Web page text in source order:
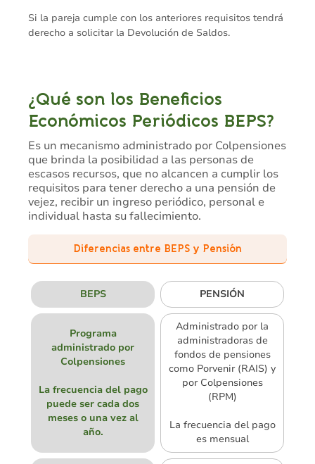
Si la pareja cumple con los anteriores requisitos tendrá
derecho a solicitar la Devolución de Saldos.
¿Qué son los Beneficios
Económicos Periódicos BEPS?
Es un mecanismo administrado por Colpensiones
que brinda la posibilidad a las personas de
escasos recursos, que no alcancen a cumplir los
requisitos para tener derecho a una pensión de
vejez, recibir un ingreso periódico, personal e
individual hasta su fallecimiento.
Diferencias entre BEPS y Pensión
BEPS PENSIÓN
Programa
administrado por
Colpensiones
La frecuencia del pago
puede ser cada dos
meses o una vez al
año.
Administrado por la
administradoras de
fondos de pensiones
como Porvenir (RAIS) y
por Colpensiones
(RPM)
La frecuencia del pago
es mensual